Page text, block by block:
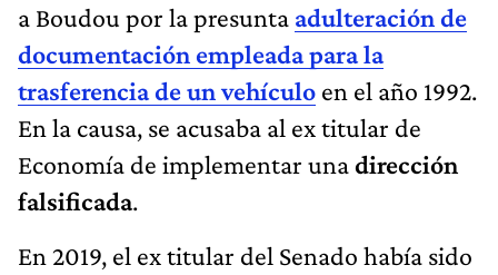
a Boudou por la presunta adulteración de
documentación empleada para la
trasferencia de un vehículo en el año 1992.
En la causa, se acusaba al ex titular de
Economía de implementar unadirección
falsificada.
En 2019, el ex titular del Senado había sido